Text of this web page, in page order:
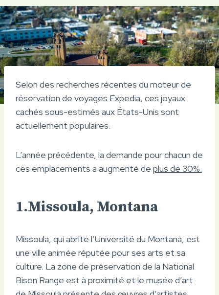
Selon des recherches récentes du moteur de
réservation de voyages Expedia, ces joyaux
cachés sous-estimés aux États-Unis sont
actuellement populaires.
L’année précédente, la demande pour chacun de
ces emplacements a augmenté de plus de 30%.
1.Missoula, Montana
Missoula, qui abrite l’Université du Montana, est
une ville animée réputée pour ses arts et sa
culture. La zone de préservation de la National
Bison Range est à proximité et le musée d’art